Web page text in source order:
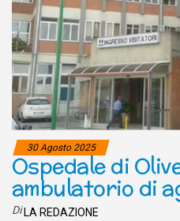
30 Agosto 2025
Ospedale di
ambulatorio di
Di LA REDAZIONE